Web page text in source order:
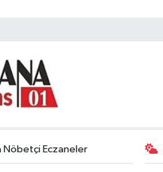
Nöbetçi Eczaneler